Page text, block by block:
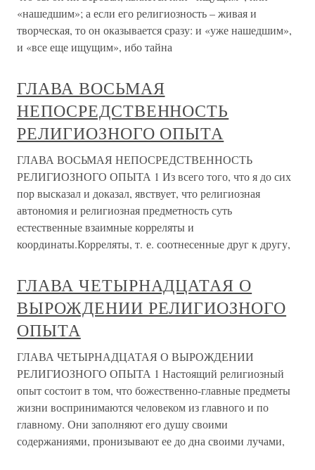
«нашедшим»; а если его религиозность – живая и
творческая, то он оказывается сразу: и «уже нашедшим»,
и «все еще ищущим», ибо тайна
ГЛАВА ВОСЬМАЯ
НЕПОСРЕДСТВЕННОСТЬ
РЕЛИГИОЗНОГО ОПЫТА
ГЛАВА ВОСЬМАЯ НЕПОСРЕДСТВЕННОСТЬ
РЕЛИГИОЗНОГО ОПЫТА 1 Из всего того, что я до сих
пор высказал и доказал, явствует, что религиозная
автономия и религиозная предметность суть
естественные взаимные корреляты и
координаты.Корреляты, т. е. соотнесенные друг к другу,
ГЛАВА ЧЕТЫРНАДЦАТАЯ О
ВЫРОЖДЕНИИ РЕЛИГИОЗНОГО
ОПЫТА
ГЛАВА ЧЕТЫРНАДЦАТАЯ О ВЫРОЖДЕНИИ
РЕЛИГИОЗНОГО ОПЫТА 1 Настоящий религиозный
опыт состоит в том, что божественно-главные предметы
жизни воспринимаются человеком из главного и по
главному. Они заполняют его душу своими
содержаниями, пронизывают ее до дна своими лучами,